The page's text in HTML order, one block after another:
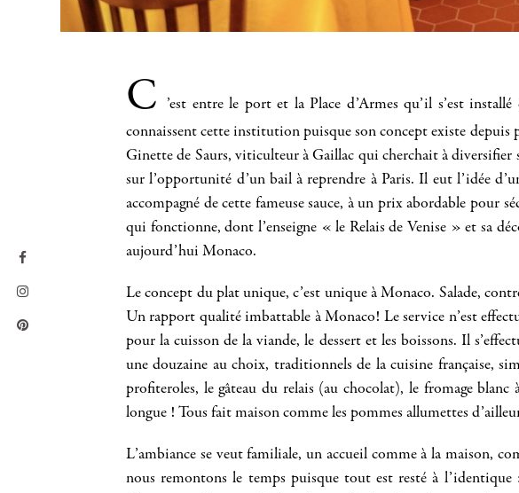
C
’est entre le port et la Place d’Armes qu’il s’est
connaissent cette institution puisque son concept existe depuis
Ginette de Saurs, viticulteur à Gaillac qui cherchait à diversifier
sur l’opportunité d’un bail à reprendre à Paris. Il eut l’idée
accompagné de cette fameuse sauce, à un prix abordable pour
qui fonctionne, dont l’enseigne « le Relais de Venise » et sa
aujourd’hui Monaco.
Le concept du plat unique, c’est unique à Monaco. Salade,
Un rapport qualité imbattable à Monaco! Le service n’est
pour la cuisson de la viande, le dessert et les boissons. Il
une douzaine au choix, traditionnels de la cuisine française,
profiteroles, le gâteau du relais (au chocolat), le fromage
longue ! Tous fait maison comme les pommes allumettes
L’ambiance se veut familiale, un accueil comme à la maison,
nous remontons le temps puisque tout est resté à l’identique